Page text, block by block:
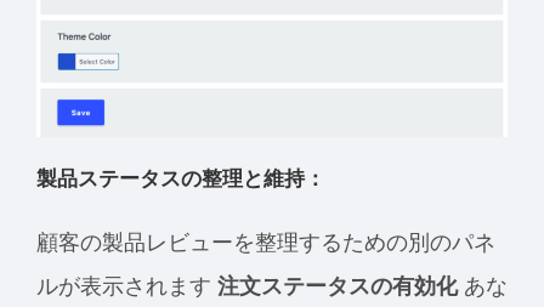
製品ステータスの整理と維持：
顧客の製品レビューを整理するための別のパネ
ルが表示されます 注文ステータスの有効化あな